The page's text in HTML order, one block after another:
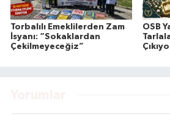
Torbalılı Emeklilerden Zam
İsyanı: “Sokaklardan
Çekilmeyeceğiz”
OSB